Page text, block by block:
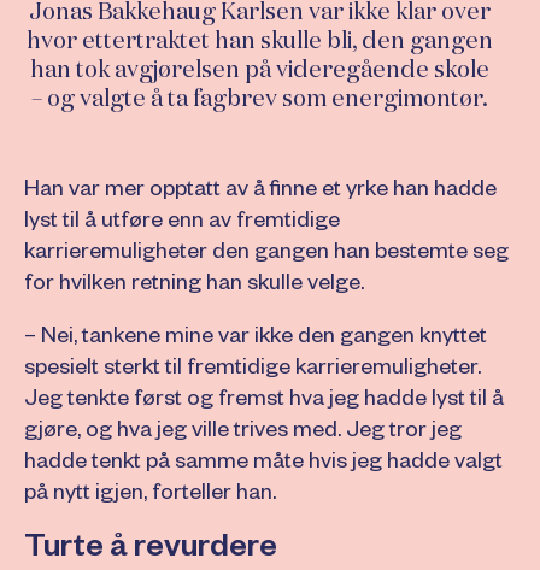
Jonas Bakkehaug Karlsen var ikke klar over
hvor ettertraktet han skulle bli, den gangen
han tok avgjørelsen på videregående skole
– og valgte å ta fagbrev som energimontør.
Han var mer opptatt av å finne et yrke han hadde
lyst til å utføre enn av fremtidige
karrieremuligheter den gangen han bestemte seg
for hvilken retning han skulle velge.
– Nei, tankene mine var ikke den gangen knyttet
spesielt sterkt til fremtidige karrieremuligheter.
Jeg tenkte først og fremst hva jeg hadde lyst til å
gjøre, og hva jeg ville trives med. Jeg tror jeg
hadde tenkt på samme måte hvis jeg hadde valgt
på nytt igjen, forteller han.
Turte å revurdere